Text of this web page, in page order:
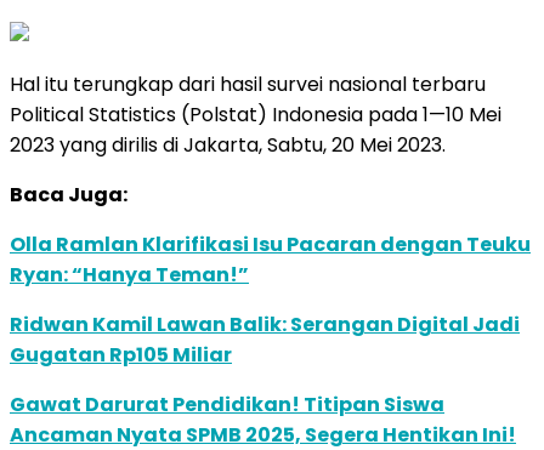
Hal itu terungkap dari hasil survei nasional terbaru
Political Statistics (Polstat) Indonesia pada 1—10 Mei
2023 yang dirilis di Jakarta, Sabtu, 20 Mei 2023.
Baca Juga:
Olla Ramlan Klarifikasi Isu Pacaran dengan Teuku
Ryan: “Hanya Teman!”
Ridwan Kamil Lawan Balik: Serangan Digital Jadi
Gugatan Rp105 Miliar
Gawat Darurat Pendidikan! Titipan Siswa
Ancaman Nyata SPMB 2025, Segera Hentikan Ini!